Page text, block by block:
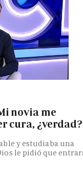
novia me
cura,
y estudiaba una
le pidió que